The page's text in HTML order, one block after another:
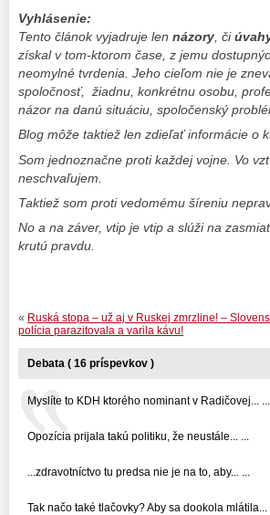
Vyhlásenie:
Tento článok vyjadruje len názory, či
získal v tom-ktorom čase, z jemu
neomylné tvrdenia. Jeho cieľom nie je
spoločnosť, žiadnu, konkrétnu osobu,
názor na danú situáciu, spoločenský
Blog môže taktiež len zdieľať informácie o
Som jednoznačne proti každej vojne. Vo
neschvaľujem.
Taktiež som proti vedomému šíreniu
No a na záver, vtip je vtip a slúži na
krutú pravdu.
« Ruská stopa – už aj v Ruskej zmrzline! –
polícia parazitovala a varila kávu!
Debata ( 16 príspevkov )
Myslíte to KDH ktorého nominant v Radičovej... ...
Opozícia prijala takú politiku, že neustále... ...
...zdravotníctvo tu predsa nie je na to, aby... ...
Tak načo také tlačovky? Aby sa dookola mlátila...